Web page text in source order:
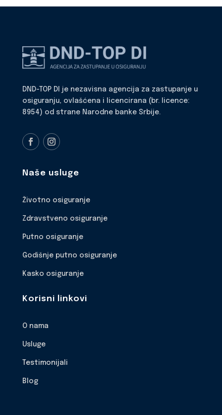
DND-TOP DI je nezavisna agencija za zastupanje u
osiguranju, ovlašćena i licencirana (br. licence:
8954) od strane Narodne banke Srbije.
Naše usluge
Životno osiguranje
Zdravstveno osiguranje
Putno osiguranje
Godišnje putno osiguranje
Kasko osiguranje
Korisni linkovi
O nama
Usluge
Testimonijali
Blog